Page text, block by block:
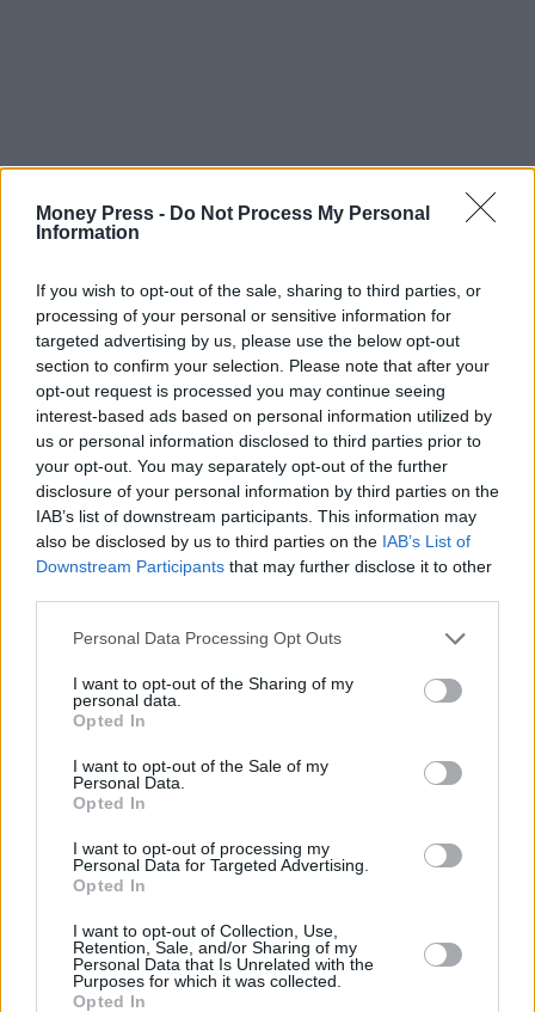
Money Press - Do Not Process My Personal
Information
If you wish to opt-out of the sale, sharing to third parties, or
processing of your personal or sensitive information for
targeted advertising by us, please use the below opt-out
section to confirm your selection. Please note that after your
opt-out request is processed you may continue seeing
interest-based ads based on personal information utilized by
us or personal information disclosed to third parties prior to
your opt-out. You may separately opt-out of the further
disclosure of your personal information by third parties on the
IAB’s list of downstream participants. This information may
also be disclosed by us to third parties on the IAB’s List of
Downstream Participants that may further disclose it to other
Personal Data Processing Opt Outs
I want to opt-out of the Sharing of my
personal data.
Opted In
I want to opt-out of the Sale of my
Personal Data.
Opted In
I want to opt-out of processing my
Personal Data for Targeted Advertising.
Opted In
I want to opt-out of Collection, Use,
Retention, Sale, and/or Sharing of my
Personal Data that Is Unrelated with the
Purposes for which it was collected.
Opted In
AKTOR top business
FacebookTwitter Telegram
PREVIOUS ARTICLE
Ασία: Ισχυρές απώλειες στα
χρηματιστήρια λόγω της
έντασης ΗΠΑ–Ιράν
Ομόλογα: Η άνοδος των
αποδόσεων και ο ρόλος της
Fed